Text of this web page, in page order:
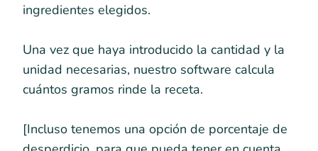
ingredientes elegidos.
Una vez que haya introducido la cantidad y la
unidad necesarias, nuestro software calcula
cuántos gramos rinde la receta.
[Incluso tenemos una opción de porcentaje de